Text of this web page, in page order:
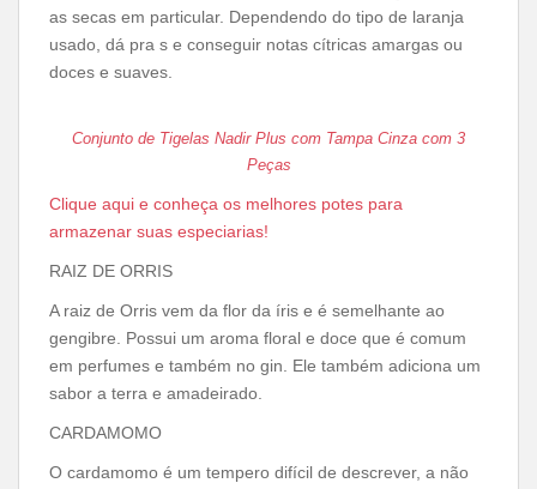
as secas em particular. Dependendo do tipo de laranja
usado, dá pra s e conseguir notas cítricas amargas ou
doces e suaves.
Conjunto de Tigelas Nadir Plus com Tampa Cinza com 3
Peças
Clique aqui e conheça os melhores potes para
armazenar suas especiarias!
RAIZ DE ORRIS
A raiz de Orris vem da flor da íris e é semelhante ao
gengibre. Possui um aroma floral e doce que é comum
em perfumes e também no gin. Ele também adiciona um
sabor a terra e amadeirado.
CARDAMOMO
O cardamomo é um tempero difícil de descrever, a não